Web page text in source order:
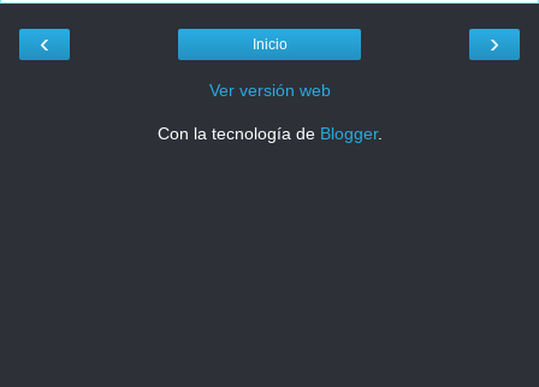
‹ ›
Inicio
Ver versión web
Con la tecnología de Blogger.